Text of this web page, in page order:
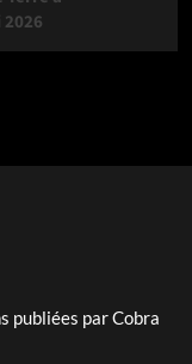
publiées par Cobra